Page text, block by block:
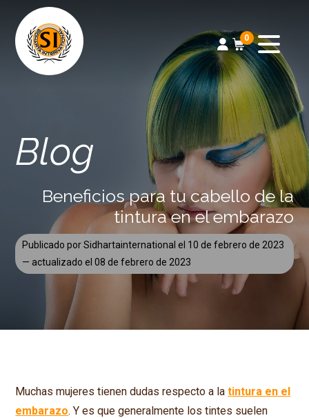
0
Blog
Beneficios para tu cabello de la
tintura en el embarazo
Publicado porSidhartainternational el 10 de febrero de 2023
— actualizado el08 de febrero de 2023
Muchas mujeres tienen dudas respecto a latintura en el
embarazo. Y es que generalmente los tintes suelen